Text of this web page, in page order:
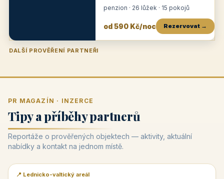
penzion · 26 lůžek · 15 pokojů
od 590 Kč/noc Rezervovat →
DALŠÍ PROVĚŘENÍ PARTNEŘI
Penzion U Zámku Pension Faber
PR MAGAZÍN · INZERCE
Tipy a příběhy partnerů
Reportáže o prověřených objektech — aktivity, aktuální
nabídky a kontakt na jednom místě.
📰 PR článek
📍 Lednicko-valtický areál